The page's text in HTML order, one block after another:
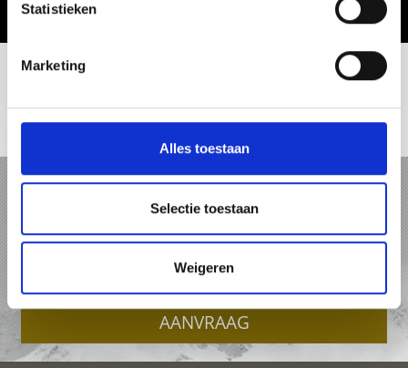
Statistieken
Marketing
Alles toestaan
Selectie toestaan
Weigeren
VAKANTIE IN HET ORTLERGEBIET
ACCOMMODATIES
AANVRAAG